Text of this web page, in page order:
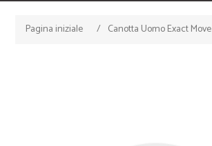
Pagina iniziale / Canotta Uomo Exact Move